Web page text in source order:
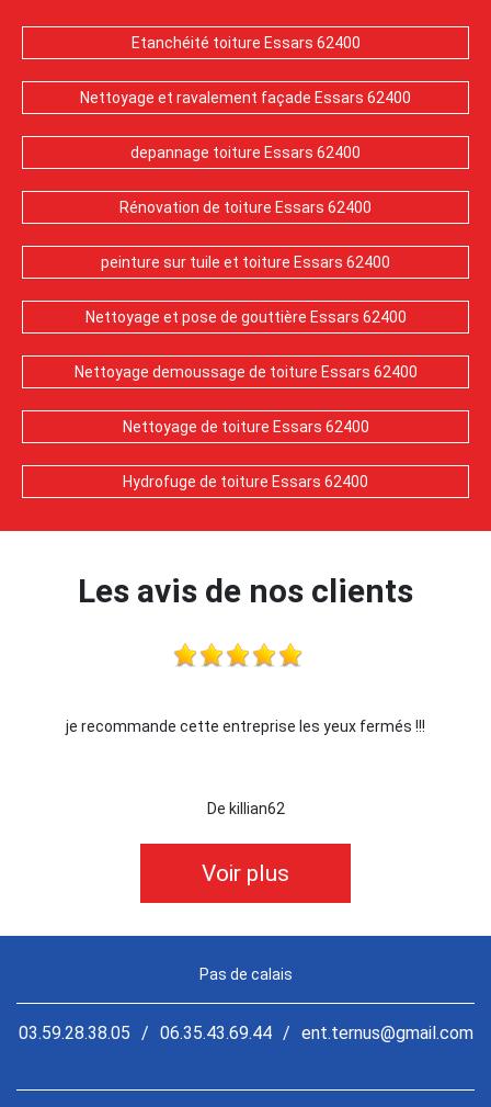
Etanchéité toiture Essars 62400
Nettoyage et ravalement façade Essars 62400
depannage toiture Essars 62400
Rénovation de toiture Essars 62400
peinture sur tuile et toiture Essars 62400
Nettoyage et pose de gouttière Essars 62400
Nettoyage demoussage de toiture Essars 62400
Nettoyage de toiture Essars 62400
Hydrofuge de toiture Essars 62400
Les avis de nos clients
je recommande cette entreprise les yeux fermés !!!
De killian62
Voir plus
Pas de calais
03.59.28.38.05 / 06.35.43.69.44 / ent.ternus@gmail.com